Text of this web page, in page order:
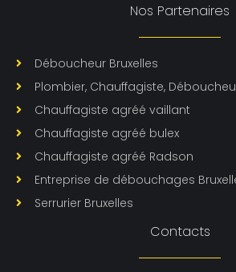
Nos Partenaires
Déboucheur Bruxelles
Plombier, Chauffagiste,
Chauffagiste agréé vaillant
Chauffagiste agréé bulex
Chauffagiste agréé Radson
Entreprise de débouchages
Serrurier Bruxelles
Contacts